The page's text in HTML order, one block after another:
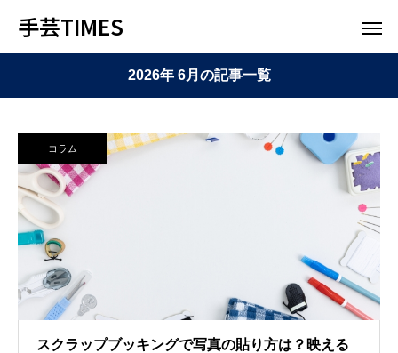
手芸TIMES
2026年 6月の記事一覧
コラム
スクラップブッキングで写真の貼り方は？映える